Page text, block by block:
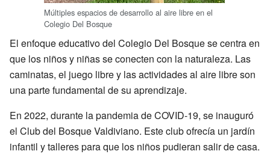
Múltiples espacios de desarrollo al aire libre en el
Colegio Del Bosque
El enfoque educativo del Colegio Del Bosque se centra en
que los niños y niñas se conecten con la naturaleza. Las
caminatas, el juego libre y las actividades al aire libre son
una parte fundamental de su aprendizaje.
En 2022, durante la pandemia de COVID-19, se inauguró
el Club del Bosque Valdiviano. Este club ofrecía un jardín
infantil y talleres para que los niños pudieran salir de casa.